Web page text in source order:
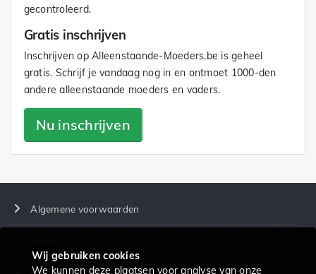
gecontroleerd.
Gratis inschrijven
Inschrijven op Alleenstaande-Moeders.be is geheel
gratis. Schrijf je vandaag nog in en ontmoet 1000-den
andere alleenstaande moeders en vaders.
Nu inschrijven
Algemene voorwaarden
Wij gebruiken cookies
We kunnen deze plaatsen voor analyse van onze